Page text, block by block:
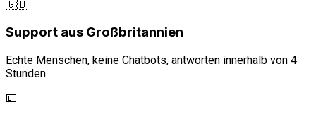
🇬🇧
Support aus Großbritannien
Echte Menschen, keine Chatbots, antworten innerhalb von 4
Stunden.
💷